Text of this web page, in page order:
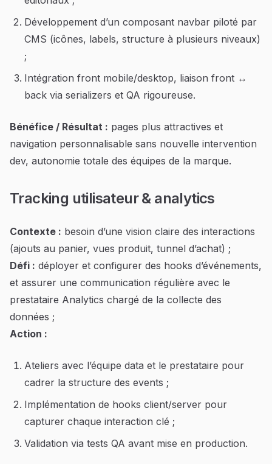
Développement d’un composant navbar piloté par
CMS (icônes, labels, structure à plusieurs niveaux)
;
Intégration front mobile/desktop, liaison front ↔
back via serializers et QA rigoureuse.
Bénéfice / Résultat : pages plus attractives et
navigation personnalisable sans nouvelle intervention
dev, autonomie totale des équipes de la marque.
Tracking utilisateur & analytics
Contexte : besoin d’une vision claire des interactions
(ajouts au panier, vues produit, tunnel d’achat) ;
Défi : déployer et configurer des hooks d’événements,
et assurer une communication régulière avec le
prestataire Analytics chargé de la collecte des
données ;
Action :
Ateliers avec l’équipe data et le prestataire pour
cadrer la structure des events ;
Implémentation de hooks client/server pour
capturer chaque interaction clé ;
Validation via tests QA avant mise en production.